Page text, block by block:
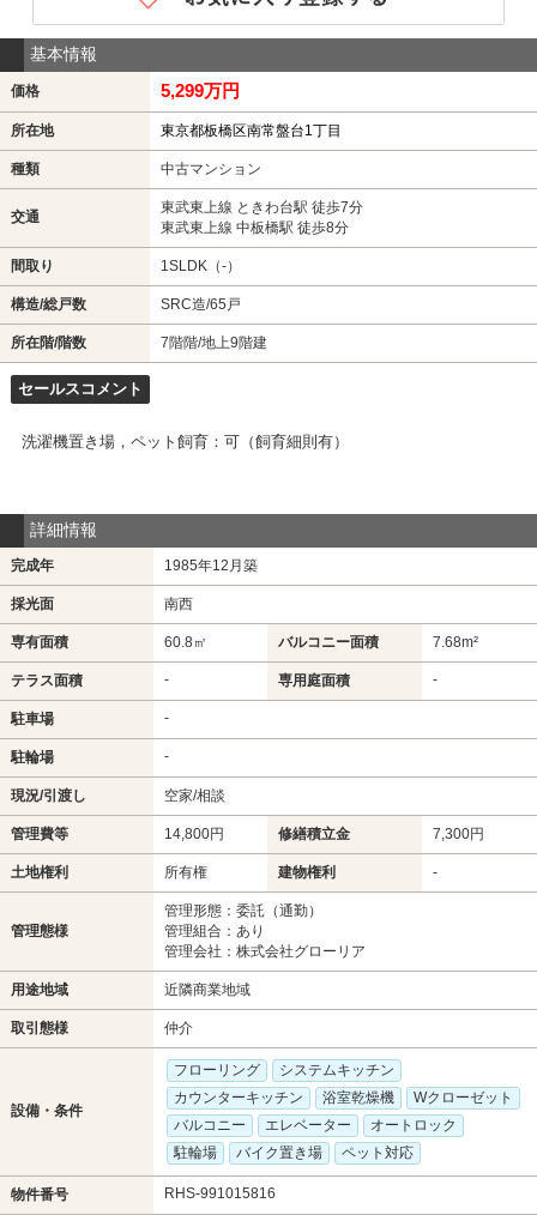
基本情報
価格 5,299万円
所在地 東京都板橋区南常盤台1丁目
種類 中古マンション
交通
東武東上線 ときわ台駅 徒歩7分
東武東上線 中板橋駅 徒歩8分
間取り 1SLDK（-）
構造/総戸数 SRC造/65戸
所在階/階数 7階階/地上9階建
セールスコメント
洗濯機置き場，ペット飼育：可（飼育細則有）
詳細情報
完成年 1985年12月築
採光面 南西
専有面積 60.8㎡ バルコニー面積 7.68m²
テラス面積 - 専用庭面積 -
駐車場 -
駐輪場 -
現況/引渡し 空家/相談
管理費等 14,800円 修繕積立金 7,300円
土地権利 所有権 建物権利 -
管理態様
管理形態：委託（通勤）
管理組合：あり
管理会社：株式会社グローリア
用途地域 近隣商業地域
取引態様 仲介
設備・条件
フローリング
システムキッチン
カウンターキッチン
浴室乾燥機
Wクローゼット
バルコニー
エレベーター
オートロック
駐輪場
バイク置き場 ペット対応
物件番号 RHS-991015816